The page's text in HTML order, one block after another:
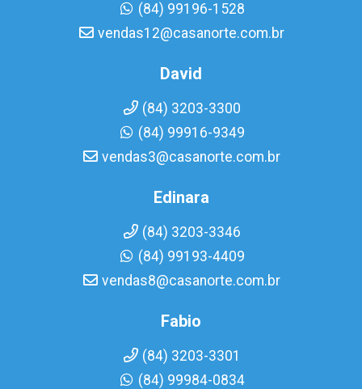
(84) 99196-1528
vendas12@casanorte.com.br
David
(84) 3203-3300
(84) 99916-9349
vendas3@casanorte.com.br
Edinara
(84) 3203-3346
(84) 99193-4409
vendas8@casanorte.com.br
Fabio
(84) 3203-3301
(84) 99984-0834